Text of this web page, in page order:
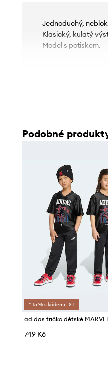
- Jednoduchý,
- Klasický, kulatý
- Model s potiskem.
Podobné
*-15 % s kódem: LST
749 Kč